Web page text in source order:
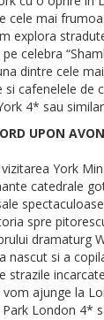
cele mai
explora
celebra
dintre cele
cafenelele de
4* sau
UPON
York
catedrale
spre
dramaturg
nascut si a
strazile
ajunge la
London 4*